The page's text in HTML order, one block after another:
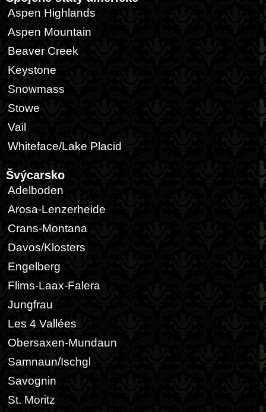
Aspen Highlands
Aspen Mountain
Beaver Creek
Keystone
Snowmass
Stowe
Vail
Whiteface/Lake Placid
Švýcarsko
Adelboden
Arosa-Lenzerheide
Crans-Montana
Davos/Klosters
Engelberg
Flims-Laax-Falera
Jungfrau
Les 4 Vallées
Obersaxen-Mundaun
Samnaun/Ischgl
Savognin
St. Moritz